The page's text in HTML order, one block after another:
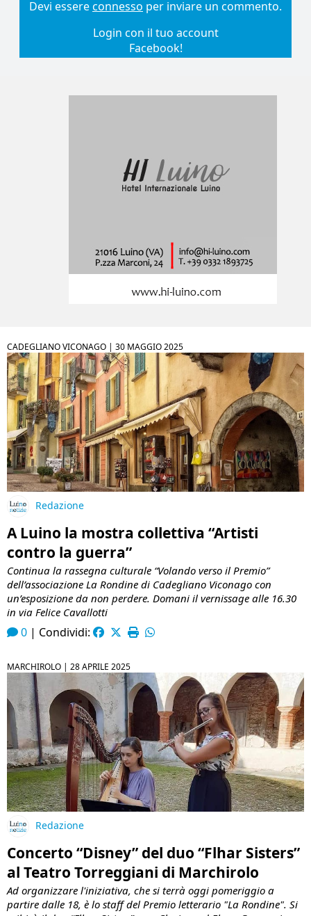
Devi essereconnesso per inviare un commento.
Login con il tuo account
Facebook!
CADEGLIANO VICONAGO | 30 MAGGIO 2025
Redazione
A Luino la mostra collettiva “Artisti
contro la guerra”
Continua la rassegna culturale “Volando verso il Premio”
dell’associazione La Rondine di Cadegliano Viconago con
un’esposizione da non perdere. Domani il vernissage alle 16.30
in via Felice Cavallotti
0 | Condividi:
MARCHIROLO | 28 APRILE 2025
Redazione
Concerto “Disney” del duo “Flhar Sisters”
al Teatro Torreggiani di Marchirolo
Ad organizzare l'iniziativa, che si terrà oggi pomeriggio a
partire dalle 18, è lo staff del Premio letterario "La Rondine". Si